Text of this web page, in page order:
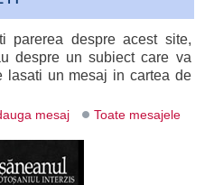
parerea despre acest site,
despre un subiect care va
lasati un mesaj in cartea de
mesaj Toate mesajele